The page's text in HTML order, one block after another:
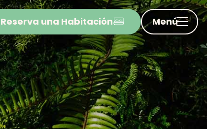
Reserva una Habitación Menú